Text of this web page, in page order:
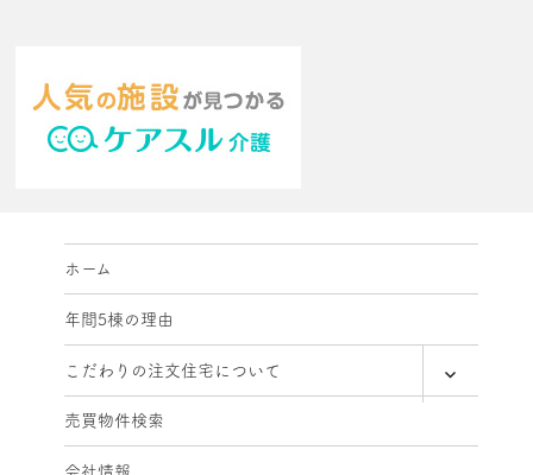
ホーム
年間5棟の理由
こだわりの注文住宅について
売買物件検索
会社情報